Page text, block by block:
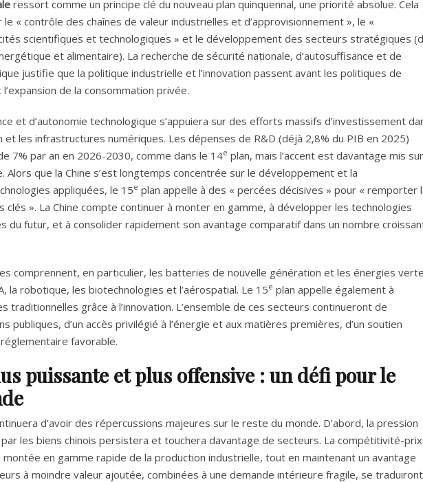
ressort comme un principe clé du nouveau plan quinquennal, une priorité absolue. Cela
le « contrôle des chaînes de valeur industrielles et d’approvisionnement », le «
scientifiques et technologiques » et le développement des secteurs stratégiques
et alimentaire). La recherche de sécurité nationale, d’autosuffisance et de
justifie que la politique industrielle et l’innovation passent avant les politiques de
de la consommation privée.
et d’autonomie technologique s’appuiera sur des efforts massifs d’investissement
et les infrastructures numériques. Les dépenses de R&D (déjà 2,8% du PIB en 2025)
7% par an en 2026-2030, comme dans le 14e plan, mais l’accent est davantage mis
Alors que la Chine s’est longtemps concentrée sur le développement et la
appliquées, le 15e plan appelle à des « percées décisives » pour « remporter
clés ». La Chine compte continuer à monter en gamme, à développer les technologies
du futur, et à consolider rapidement son avantage comparatif dans un nombre
comprennent, en particulier, les batteries de nouvelle génération et les énergies
la robotique, les biotechnologies et l’aérospatial. Le 15e plan appelle également à
traditionnelles grâce à l’innovation. L’ensemble de ces secteurs continueront de
publiques, d’un accès privilégié à l’énergie et aux matières premières, d’un soutien
favorable.
puissante et plus offensive : un défi pour le
d’avoir des répercussions majeures sur le reste du monde. D’abord, la pression
les biens chinois persistera et touchera davantage de secteurs. La compétitivité-prix
montée en gamme rapide de la production industrielle, tout en maintenant un avantage
à moindre valeur ajoutée, combinées à une demande intérieure fragile, se traduiront